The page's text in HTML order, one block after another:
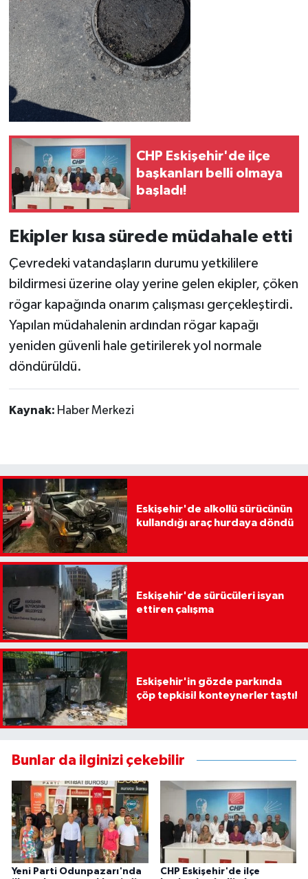
CHP Eskişehir'de ilçe
başkanları belli olmaya
başladı!
Ekipler kısa sürede müdahale etti
Çevredeki vatandaşların durumu yetkililere
bildirmesi üzerine olay yerine gelen ekipler, çöken
rögar kapağında onarım çalışması gerçekleştirdi.
Yapılan müdahalenin ardından rögar kapağı
yeniden güvenli hale getirilerek yol normale
döndürüldü.
Kaynak: Haber Merkezi
Eskişehir'de alkollü sürücünün
kullandığı araç hurdaya döndü
Eskişehir'de sürücüleri isyan
ettiren çalışma
Eskişehir'in gözde parkında
çöp tepkisi! konteynerler taştı!
Bunlar da ilginizi çekebilir
Yeni Parti Odunpazarı'nda
CHP Eskişehir'de ilçe